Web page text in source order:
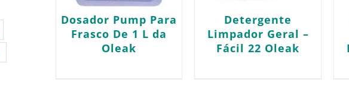
Dosador Pump Para
Frasco De 1 L da
Oleak
Detergente
Limpador Geral –
Fácil 22 Oleak